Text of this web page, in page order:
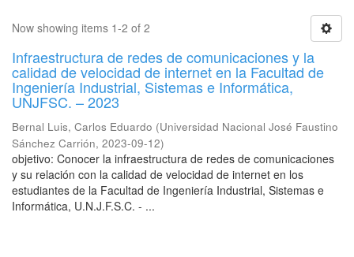
Now showing items 1-2 of 2
Infraestructura de redes de comunicaciones y la
calidad de velocidad de internet en la Facultad de
Ingeniería Industrial, Sistemas e Informática,
UNJFSC. – 2023
Bernal Luis, Carlos Eduardo (Universidad Nacional José Faustino
Sánchez Carrión, 2023-09-12)
objetivo: Conocer la infraestructura de redes de comunicaciones
y su relación con la calidad de velocidad de internet en los
estudiantes de la Facultad de Ingeniería Industrial, Sistemas e
Informática, U.N.J.F.S.C. - ...